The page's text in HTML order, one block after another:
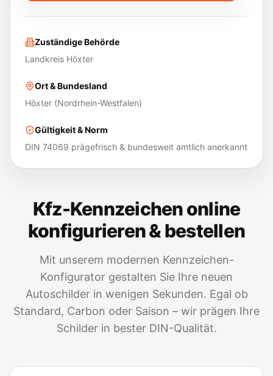
Zuständige Behörde
Landkreis Höxter
Ort & Bundesland
Höxter (Nordrhein-Westfalen)
Gültigkeit & Norm
DIN 74069 prägefrisch & bundesweit amtlich anerkannt
Kfz-Kennzeichen online
konfigurieren & bestellen
Mit unserem modernen Kennzeichen-
Konfigurator gestalten Sie Ihre neuen
Autoschilder in wenigen Sekunden. Egal ob
Standard, Carbon oder Saison – wir prägen Ihre
Schilder in bester DIN-Qualität.